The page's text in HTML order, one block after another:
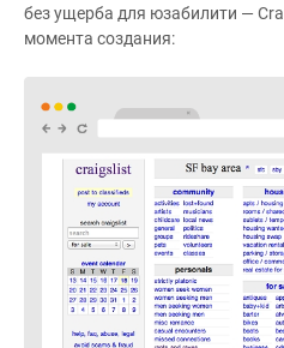
без ущерба для юзабилити —
момента создания: